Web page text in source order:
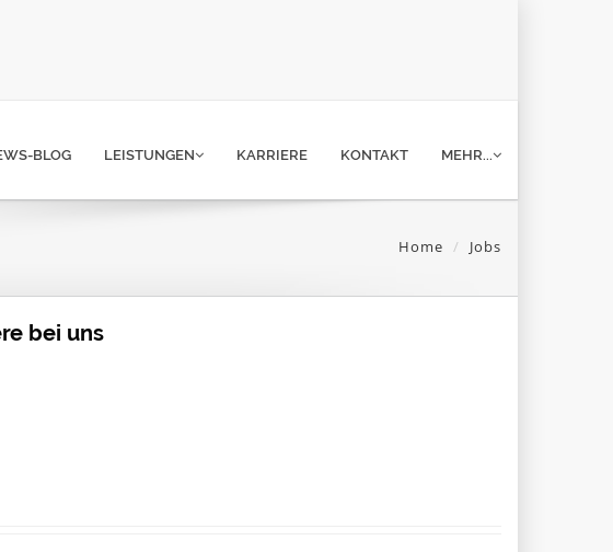
BLOG LEISTUNGEN KARRIERE KONTAKT MEHR...
Home Jobs
bei uns